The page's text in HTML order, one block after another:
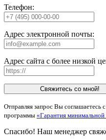
Телефон:
Адрес электронной почты:
Адрес сайта с более низкой
Свяжитесь со мной!
Отправляя запрос Вы соглашаетесь
программы «Гарантия
Спасибо! Наш менеджер